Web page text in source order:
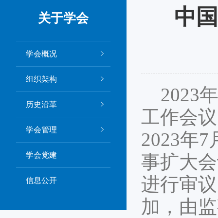
关于学会
学会概况
组织架构
历史沿革
学会管理
学会党建
信息公开
中
2023
工作会
2023年
事扩大
进行审
加，由